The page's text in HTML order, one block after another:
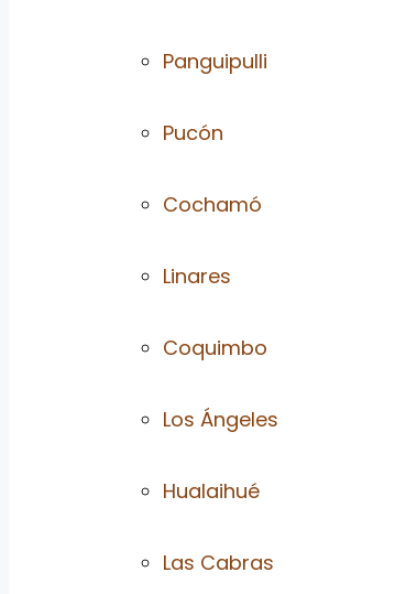
Panguipulli
Pucón
Cochamó
Linares
Coquimbo
Los Ángeles
Hualaihué
Las Cabras